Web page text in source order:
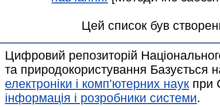
Цей список був
Цифровий репозиторій
та природокористування Базується
електроніки і комп'ютерних наук при
інформація і розробники системи.